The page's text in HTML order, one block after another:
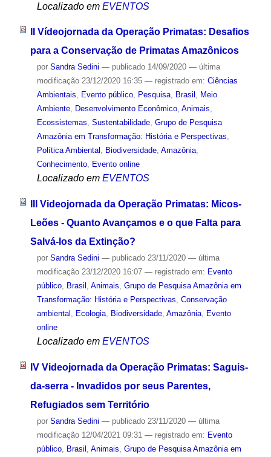
Localizado em EVENTOS
II Vídeojornada da Operação Primatas: Desafios
para a Conservação de Primatas Amazônicos
por Sandra Sedini — publicado14/09/2020 — última
modificação23/12/2020 16:35 — registrado em: Ciências
Ambientais, Evento público, Pesquisa, Brasil , Meio
Ambiente, Desenvolvimento Econômico, Animais,
Ecossistemas, Sustentabilidade, Grupo de Pesquisa
Amazônia em Transformação: História e Perspectivas,
Política Ambiental , Biodiversidade, Amazônia,
Conhecimento, Evento online
Localizado em EVENTOS
III Videojornada da Operação Primatas: Micos-
Leões - Quanto Avançamos e o que Falta para
Salvá-los da Extinção?
por Sandra Sedini — publicado23/11/2020 — última
modificação23/12/2020 16:07 — registrado em: Evento
público, Brasil , Animais, Grupo de Pesquisa Amazônia em
Transformação: História e Perspectivas, Conservação
ambiental , Ecologia, Biodiversidade, Amazônia, Evento
online
Localizado em EVENTOS
IV Videojornada da Operação Primatas: Saguis-
da-serra - Invadidos por seus Parentes,
Refugiados sem Território
por Sandra Sedini — publicado23/11/2020 — última
modificação12/04/2021 09:31 — registrado em: Evento
público, Brasil Animais Grupo de Pesquisa Amazônia em